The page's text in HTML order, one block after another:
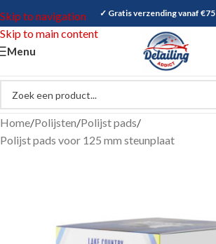
Skip to navigation
Skip to main content
✓ Gratis verzending vanaf €75
Menu
Home/Polijsten/Polijst pads/
Polijst pads voor 125 mm steunplaat